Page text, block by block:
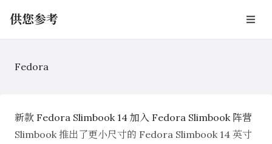
供您参考
Fedora
新款 Fedora Slimbook 14 加入 Fedora Slimbook 阵营
Slimbook 推出了更小尺寸的 Fedora Slimbook 14 英寸